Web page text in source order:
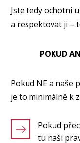
Jste tedy ochotni
a respektovat ji –
POKUD
Pokud NE a naše
je to minimálně k
Pokud
tu naši